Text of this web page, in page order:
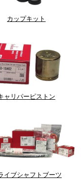
カップキット
ャリパーピストン
イブシャフトブーツ